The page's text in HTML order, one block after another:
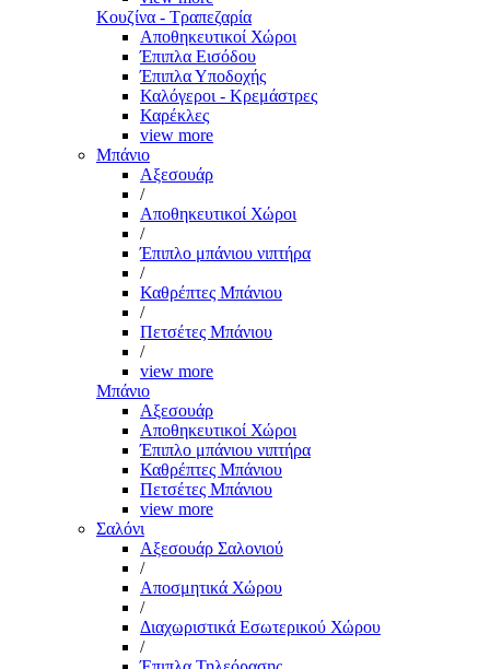
Κουζίνα - Τραπεζαρία
Αποθηκευτικοί Χώροι
Έπιπλα Εισόδου
Έπιπλα Υποδοχής
Καλόγεροι - Κρεμάστρες
Καρέκλες
view more
Μπάνιο
Αξεσουάρ
/
Αποθηκευτικοί Χώροι
/
Έπιπλο μπάνιου νιπτήρα
/
Καθρέπτες Μπάνιου
/
Πετσέτες Μπάνιου
/
view more
Μπάνιο
Αξεσουάρ
Αποθηκευτικοί Χώροι
Έπιπλο μπάνιου νιπτήρα
Καθρέπτες Μπάνιου
Πετσέτες Μπάνιου
view more
Σαλόνι
Αξεσουάρ Σαλονιού
/
Αποσμητικά Χώρου
/
Διαχωριστικά Εσωτερικού Χώρου
/